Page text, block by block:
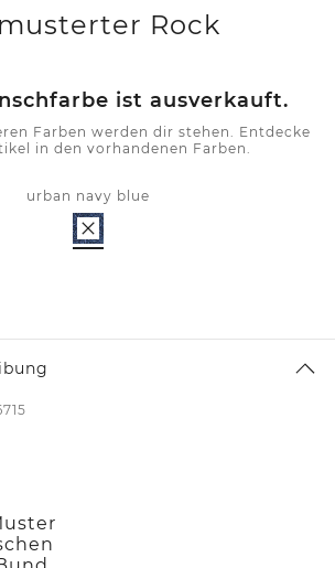
Rock
ist ausverkauft.
Farben werden dir stehen. Entdecke
in den vorhandenen Farben.
urban navy blue